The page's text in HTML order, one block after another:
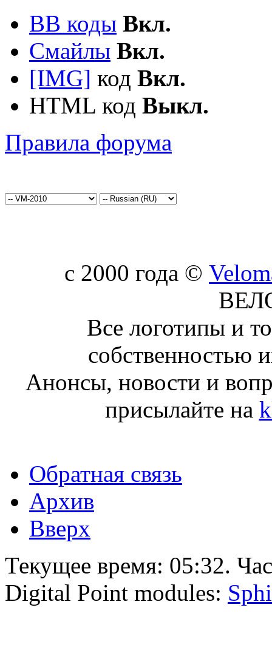
BB коды Вкл.
Смайлы Вкл.
[IMG] код Вкл.
HTML код Выкл.
Правила форума
c 2000 года ©
Все логотипы и
собственностью
Анонсы, новости и
присылайте на
Обратная связь
Архив
Вверх
Текущее время: 05:32.
Digital Point modules: